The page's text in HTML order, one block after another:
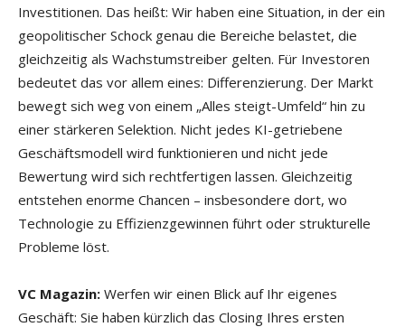
Investitionen. Das heißt: Wir haben eine Situation, in der ein
geopolitischer Schock genau die Bereiche belastet, die
gleichzeitig als Wachstumstreiber gelten. Für Investoren
bedeutet das vor allem eines: Differenzierung. Der Markt
bewegt sich weg von einem „Alles steigt-Umfeld“ hin zu
einer stärkeren Selektion. Nicht jedes KI-getriebene
Geschäftsmodell wird funktionieren und nicht jede
Bewertung wird sich rechtfertigen lassen. Gleichzeitig
entstehen enorme Chancen – insbesondere dort, wo
Technologie zu Effizienzgewinnen führt oder strukturelle
Probleme löst.
VC Magazin: Werfen wir einen Blick auf Ihr eigenes
Geschäft: Sie haben kürzlich das Closing Ihres ersten